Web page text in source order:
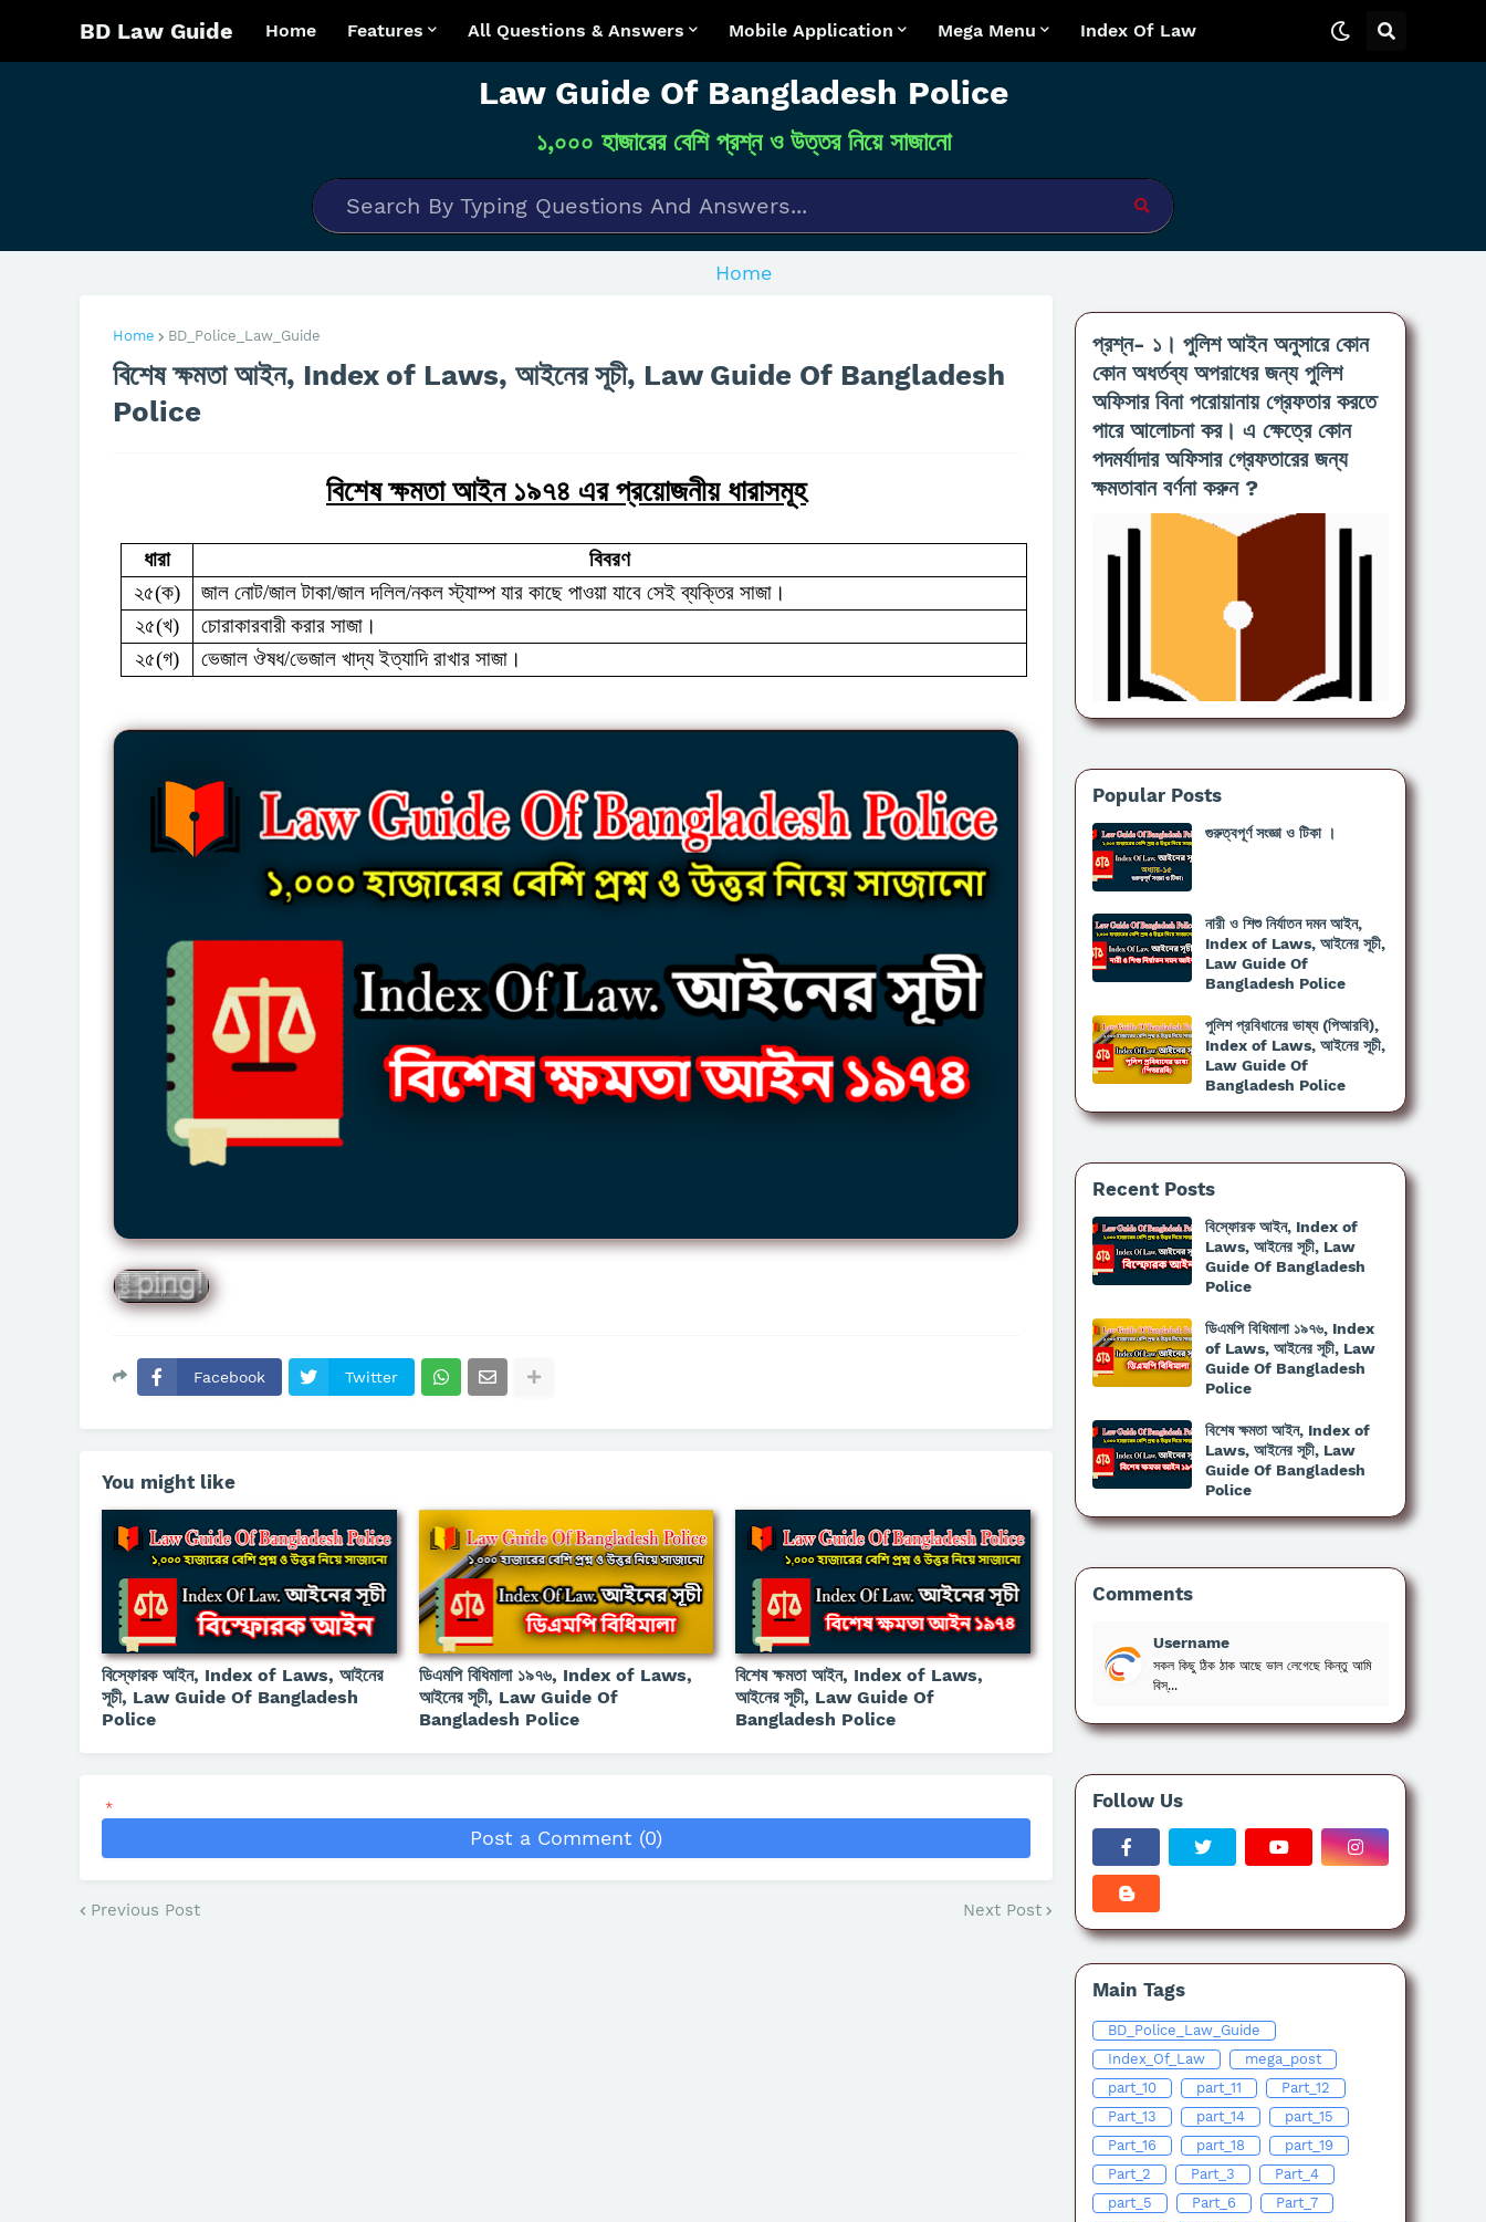
BD Law Guide Home Features All Questions & Answers Mobile Application Mega Menu Index Of Law
Law Guide Of Bangladesh Police
১,০০০ হাজারের বেশি প্রশ্ন ও উত্তর নিয়ে সাজানো
Home
Home BD_Police_Law_Guide
বিশেষ ক্ষমতা আইন, Index of Laws, আইনের সূচী, Law Guide Of Bangladesh
Police
বিশেষ ক্ষমতা আইন ১৯৭৪ এর প্রয়োজনীয় ধারাসমূহ
ধারা
বিবরণ
২৫(ক)
জাল নোট/জাল টাকা/জাল দলিল/নকল স্ট্যাম্প যার কাছে পাওয়া যাবে সেই ব্যক্তির সাজা।
২৫(খ)
চোরাকারবারী করার সাজা।
২৫(গ)
ভেজাল ঔষধ/ভেজাল খাদ্য ইত্যাদি রাখার সাজা।
Facebook Twitter
You might like
বিস্ফোরক আইন, Index of Laws, আইনের
সূচী, Law Guide Of Bangladesh
Police
ডিএমপি বিধিমালা ১৯৭৬, Index of Laws,
আইনের সূচী, Law Guide Of
Bangladesh Police
বিশেষ ক্ষমতা আইন, Index of Laws,
আইনের সূচী, Law Guide Of
Bangladesh Police
*
Post a Comment (0)
Previous Post Next Post
প্রশ্ন- ১। পুলিশ আইন অনুসারে কোন
কোন অধর্তব্য অপরাধের জন্য পুলিশ
অফিসার বিনা পরোয়ানায় গ্রেফতার করতে
পারে আলোচনা কর। এ ক্ষেত্রে কোন
পদমর্যাদার অফিসার গ্রেফতারের জন্য
ক্ষমতাবান বর্ণনা করুন ?
Popular Posts
গুরুত্বপূর্ণ সংজ্ঞা ও টিকা ।
নারী ও শিশু নির্যাতন দমন আইন,
Index of Laws, আইনের সূচী,
Law Guide Of
Bangladesh Police
পুলিশ প্রবিধানের ভাষ্য (পিআরবি),
Index of Laws, আইনের সূচী,
Law Guide Of
Bangladesh Police
Recent Posts
বিস্ফোরক আইন, Index of
Laws, আইনের সূচী, Law
Guide Of Bangladesh
Police
ডিএমপি বিধিমালা ১৯৭৬, Index
of Laws, আইনের সূচী, Law
Guide Of Bangladesh
Police
বিশেষ ক্ষমতা আইন, Index of
Laws, আইনের সূচী, Law
Guide Of Bangladesh
Police
Comments
Username
সকল কিছু ঠিক ঠাক আছে ভাল লেগেছে কিন্তু আমি
বিস্...
Follow Us
Main Tags
BD_Police_Law_Guide
Index_Of_Law
mega_post
part_10
part_11
Part_12
Part_13
part_14
part_15
Part_16
part_18
part_19
Part_2
Part_3
Part_4
part_5
Part_6
Part_7